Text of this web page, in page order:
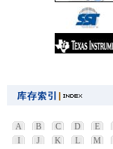
A B C D E
I
J K L M